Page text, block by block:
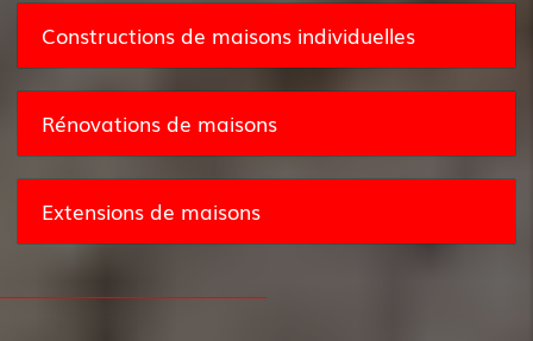
Constructions de maisons individuelles
Rénovations de maisons
Extensions de maisons